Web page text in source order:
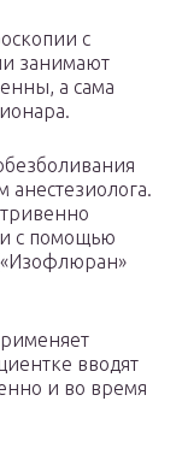
с
занимают
а сама
анестезиолога.
с помощью
вводят
и во время